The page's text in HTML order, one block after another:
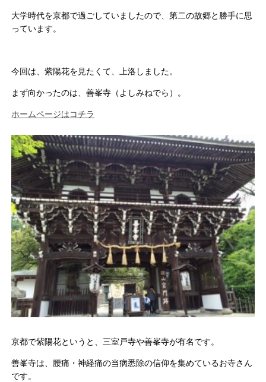
大学時代を京都で過ごしていましたので、第二の故郷と勝手に思
っています。
今回は、紫陽花を見たくて、上洛しました。
まず向かったのは、善峯寺（よしみねでら）。
ホームページはコチラ
京都で紫陽花というと、三室戸寺や善峯寺が有名です。
善峯寺は、腰痛・神経痛の当病悉除の信仰を集めているお寺さん
です。